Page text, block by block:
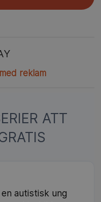
reklam
ATT
en autistisk ung